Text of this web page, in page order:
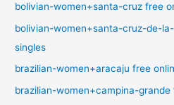
bolivian-women+santa-cruz free
bolivian-women+santa-cruz-de-
singles
brazilian-women+aracaju free
brazilian-women+campina-